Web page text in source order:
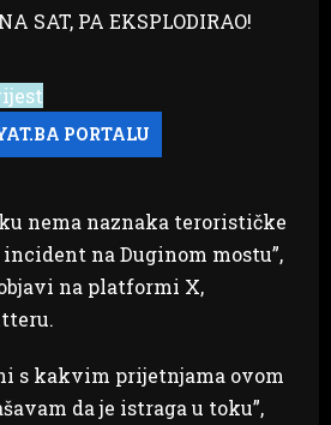
nema naznaka terorističke
na Duginom mostu”,
na platformi X,
s kakvim prijetnjama ovom
da je istraga u toku”,